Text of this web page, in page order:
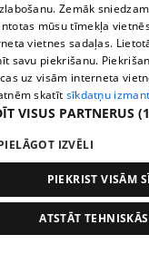
pirms 2 mēnešiem, 3
Zemāk
mūsu tīmekļa
vietnes sadaļas.
savu piekrišanu.
uz visām interneta
skatīt sīkdatņu
VISUS PARTNERUS
IZVĒLI
PIEKRIST VISĀM
ATSTĀT